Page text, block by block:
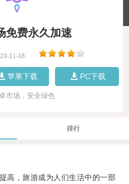
免费永久加速
11-18
苹果下载 PC下载
市场，安全绿色
排行
，旅游成为人们生活中的一部